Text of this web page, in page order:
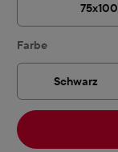
75x100
Farbeauswählen
Schwarz